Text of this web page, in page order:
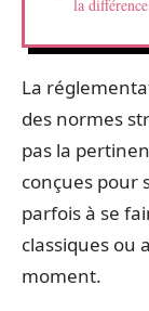
la différence
La
des normes
pas la
conçues pour
parfois à se
classiques ou
moment.